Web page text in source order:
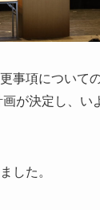
事項について
が決定し、い
した。